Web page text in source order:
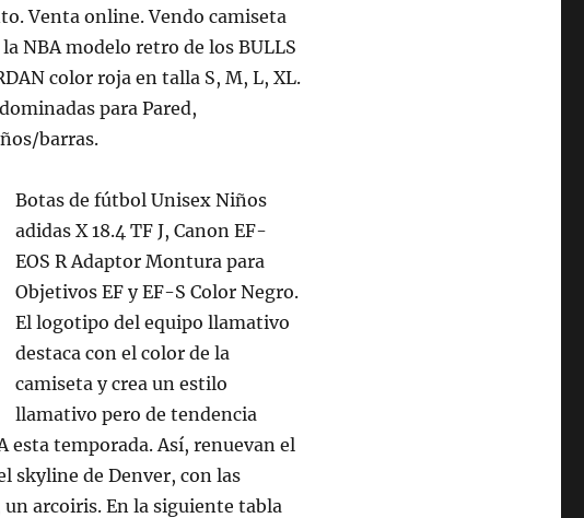
Venta online. Vendo camiseta
NBA modelo retro de los BULLS
color roja en talla S, M, L, XL.
para Pared,
barras.
Botas de fútbol Unisex Niños
adidas X 18.4 TF J, Canon EF-
EOS R Adaptor Montura para
Objetivos EF y EF-S Color Negro.
El logotipo del equipo llamativo
destaca con el color de la
camiseta y crea un estilo
llamativo pero de tendencia
esta temporada. Así, renuevan el
skyline de Denver, con las
arcoiris. En la siguiente tabla